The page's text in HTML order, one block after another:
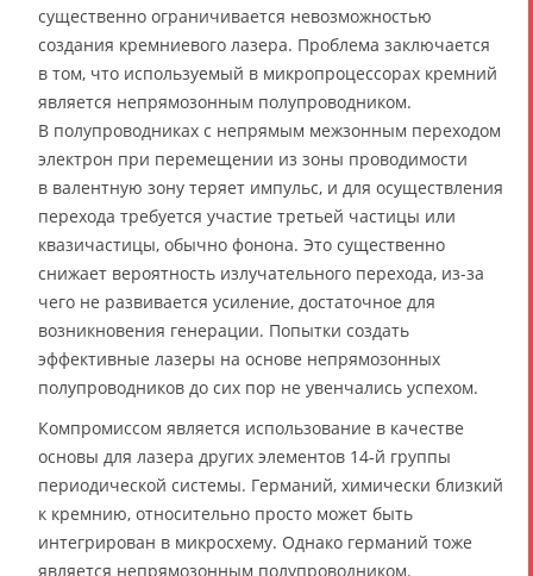
существенно ограничивается невозможностью
создания кремниевого лазера. Проблема заключается
в том, что используемый в микропроцессорах кремний
является непрямозонным полупроводником.
В полупроводниках с непрямым межзонным переходом
электрон при перемещении из зоны проводимости
в валентную зону теряет импульс, и для осуществления
перехода требуется участие третьей частицы или
квазичастицы, обычно фонона. Это существенно
снижает вероятность излучательного перехода, из-за
чего не развивается усиление, достаточное для
возникновения генерации. Попытки создать
эффективные лазеры на основе непрямозонных
полупроводников до сих пор не увенчались успехом.
Компромиссом является использование в качестве
основы для лазера других элементов 14‑й группы
периодической системы. Германий, химически близкий
к кремнию, относительно просто может быть
интегрирован в микросхему. Однако германий тоже
является непрямозонным полупроводником.